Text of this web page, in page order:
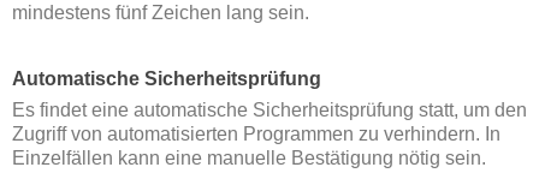
mindestens fünf Zeichen lang sein.
Automatische Sicherheitsprüfung
Es findet eine automatische Sicherheitsprüfung statt, um den
Zugriff von automatisierten Programmen zu verhindern. In
Einzelfällen kann eine manuelle Bestätigung nötig sein.